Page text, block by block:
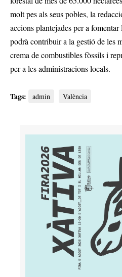
molt pes als seus pobles, la
accions plantejades per a
podrà contribuir a la gestió de les
crema de combustibles fòssils i
per a les administracions locals.
Tags: admin València